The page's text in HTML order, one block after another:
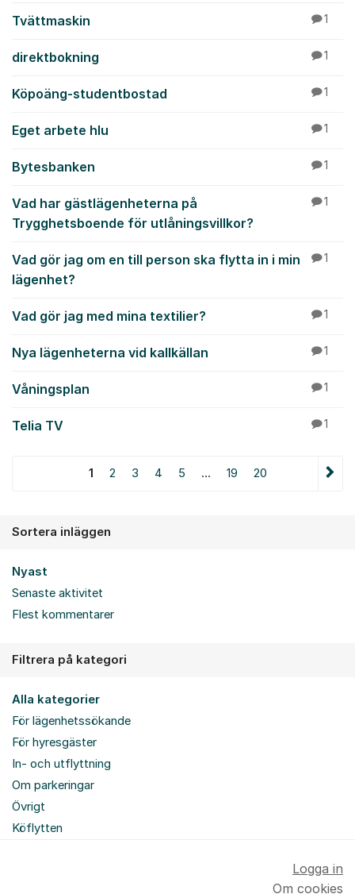
Tvättmaskin 1
direktbokning 1
Köpoäng-studentbostad 1
Eget arbete hlu 1
Bytesbanken 1
Vad har gästlägenheterna på
Trygghetsboende för utlåningsvillkor?
1
Vad gör jag om en till person ska flytta in i min
lägenhet?
1
Vad gör jag med mina textilier? 1
Nya lägenheterna vid kallkällan 1
Våningsplan 1
Telia TV 1
1 2 3 4 5 ... 19 20
Sortera inläggen
Nyast
Senaste aktivitet
Flest kommentarer
Filtrera på kategori
Alla kategorier
För lägenhetssökande
För hyresgäster
In- och utflyttning
Om parkeringar
Övrigt
Köflytten
Logga in
Om cookies